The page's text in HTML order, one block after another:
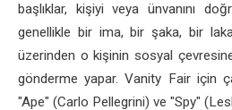
başlıklar, kişiyi veya ünvanını
genellikle bir ima, bir şaka, bir
üzerinden o kişinin sosyal
gönderme yapar. Vanity Fair için
"Ape" (Carlo Pellegrini) ve "Spy"